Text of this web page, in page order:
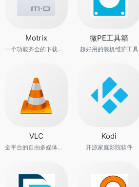
Motrix
一个功能齐全的下载管理器
微PE工具箱
超好用的装机维护工具
VLC
全平台的自由多媒体解决方案
Kodi
开源家庭影院软件